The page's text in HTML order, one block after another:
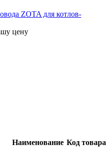
ZOTA для котлов-
цену
Наименование Код товара